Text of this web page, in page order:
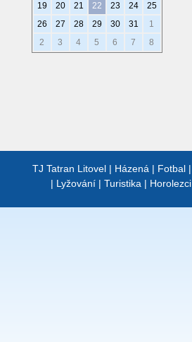
19
20 21 22 23 24
25
26
27 28 29 30 31
1
2
3 4 5 6 7 8
TJ Tatran Litovel | Házená | Fotbal |
| Lyžování | Turistika | Horolezci